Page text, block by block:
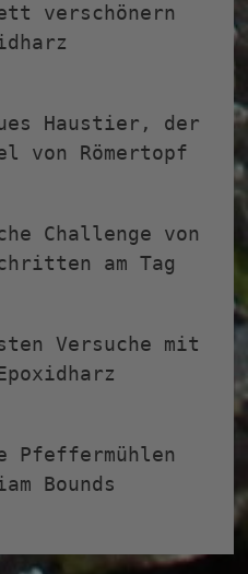
verschönern
Haustier, der
von Römertopf
Challenge von
am Tag
Versuche mit
Pfeffermühlen
Bounds